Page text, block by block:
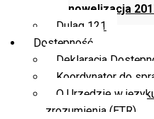
nowelizacja
Dulag 121
Dostępność
Deklaracja
Koordynator do
O Urzędzie w
zrozumienia (ETR)